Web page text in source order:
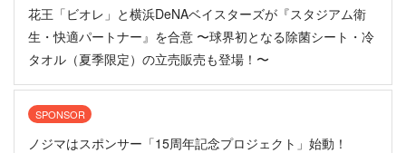
花王「ビオレ」と横浜DeNAベイスターズが『スタジアム衛
生・快適パートナー』を合意 〜球界初となる除菌シート・冷
タオル（夏季限定）の立売販売も登場！〜
SPONSOR
ノジマはスポンサー「15周年記念プロジェクト」始動！